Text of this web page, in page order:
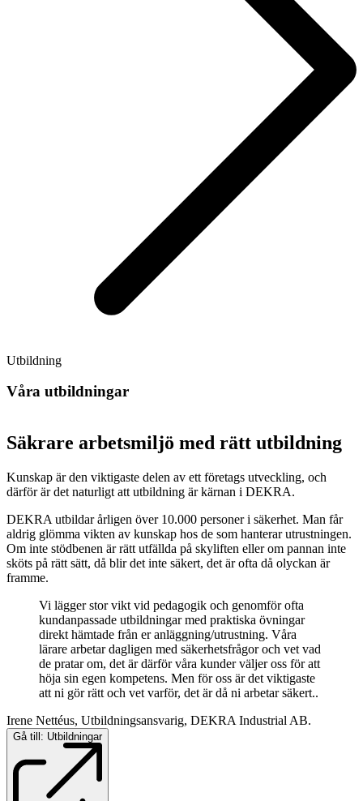
Utbildning
Våra utbildningar
Säkrare arbetsmiljö med rätt utbildning
Kunskap är den viktigaste delen av ett företags utveckling, och
därför är det naturligt att utbildning är kärnan i DEKRA.
DEKRA utbildar årligen över 10.000 personer i säkerhet. Man får
aldrig glömma vikten av kunskap hos de som hanterar utrustningen.
Om inte stödbenen är rätt utfällda på skyliften eller om pannan inte
sköts på rätt sätt, då blir det inte säkert, det är ofta då olyckan är
framme.
Vi lägger stor vikt vid pedagogik och genomför ofta
kundanpassade utbildningar med praktiska övningar
direkt hämtade från er anläggning/utrustning. Våra
lärare arbetar dagligen med säkerhetsfrågor och vet vad
de pratar om, det är därför våra kunder väljer oss för att
höja sin egen kompetens. Men för oss är det viktigaste
att ni gör rätt och vet varför, det är då ni arbetar säkert..
Irene Nettéus, Utbildningsansvarig, DEKRA Industrial AB.
Gå till: Utbildningar